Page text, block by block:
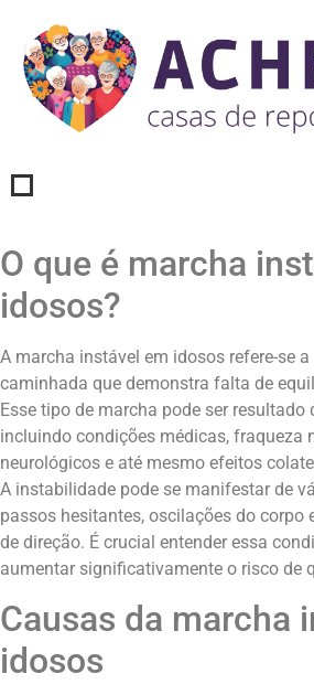
O que é marcha
idosos?
A marcha instável em idosos refere-se
caminhada que demonstra falta de
Esse tipo de marcha pode ser resultado
incluindo condições médicas, fraqueza
neurológicos e até mesmo efeitos
A instabilidade pode se manifestar de
passos hesitantes, oscilações do corpo
de direção. É crucial entender essa
aumentar significativamente o risco de
Causas da marcha
idosos